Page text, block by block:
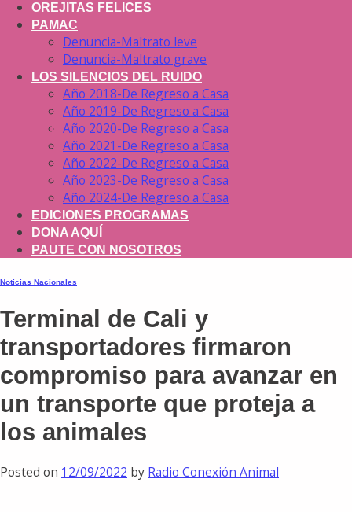
OREJITAS FELICES
PAMAC
Denuncia-Maltrato leve
Denuncia-Maltrato grave
LOS SILENCIOS DEL RUIDO
Año 2018-De Regreso a Casa
Año 2019-De Regreso a Casa
Año 2020-De Regreso a Casa
Año 2021-De Regreso a Casa
Año 2022-De Regreso a Casa
Año 2023-De Regreso a Casa
Año 2024-De Regreso a Casa
EDICIONES PROGRAMAS
DONA AQUÍ
PAUTE CON NOSOTROS
Noticias Nacionales
Terminal de Cali y
transportadores firmaron
compromiso para avanzar en
un transporte que proteja a
los animales
Posted on 12/09/2022 by Radio Conexión Animal